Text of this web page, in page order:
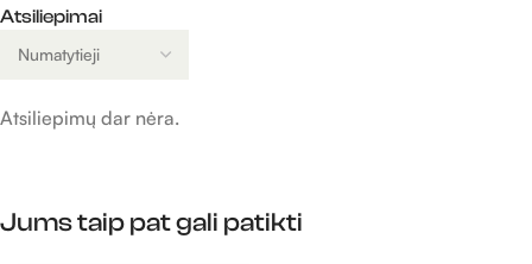
Atsiliepimai
Atsiliepimų dar nėra.
Jums taip pat gali patikti